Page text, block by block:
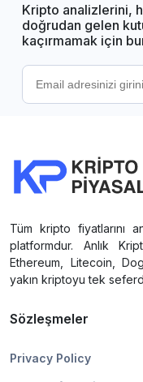
Kripto analizlerini,
doğrudan gelen
kaçırmamak için
Tüm kripto fiyatlarını
platformdur. Anlık
Ethereum, Litecoin,
yakın kriptoyu tek
Sözleşmeler
Privacy Policy